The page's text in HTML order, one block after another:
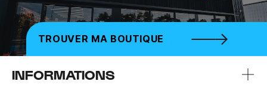
TROUVER MA BOUTIQUE
INFORMATIONS